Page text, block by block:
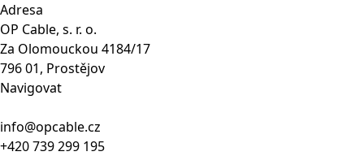
Adresa
OP Cable, s. r. o.
Za Olomouckou 4184/17
796 01, Prostějov
Navigovat
info@opcable.cz
+420 739 299 195